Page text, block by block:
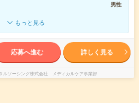
男性
もっと見る
応募へ進む 詳しく見る
ルソーシング株式会社 メディカルケア事業部